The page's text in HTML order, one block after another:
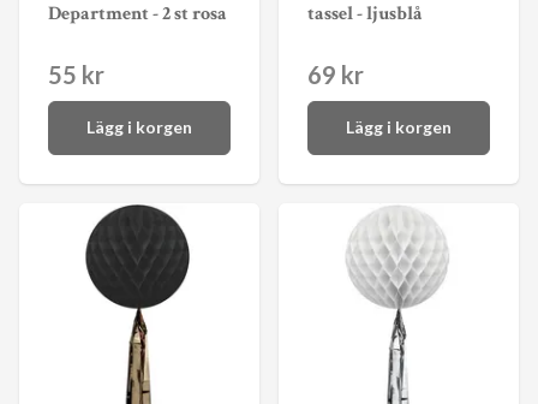
Department - 2 st rosa
55 kr
Lägg i korgen
tassel - ljusblå
69 kr
Lägg i korgen